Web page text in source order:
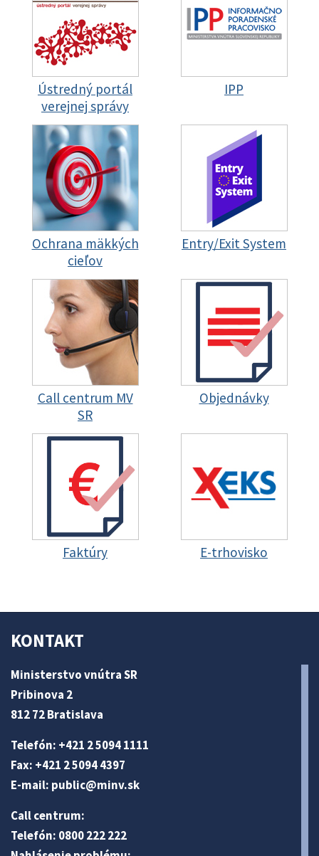
Ústredný portál
verejnej správy
IPP
Ochrana mäkkých
cieľov
Entry/Exit System
Call centrum MV
SR
Objednávky
Faktúry E-trhovisko
KONTAKT
Ministerstvo vnútra SR
Pribinova 2
812 72 Bratislava
Telefón: +421 2 5094 1111
Fax: +421 2 5094 4397
E-mail: public@minv.sk
Call centrum:
Telefón: 0800 222 222